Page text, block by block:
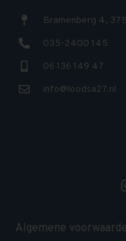
Bramenberg 4,
035-2400 145
06 136 149 47
info@loodsa27.nl
Algemene